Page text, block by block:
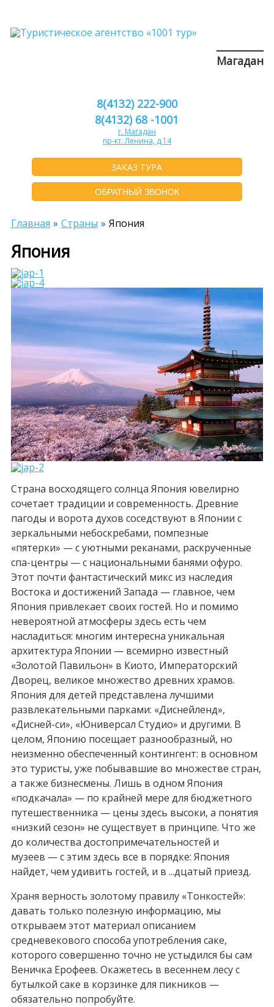
Магадан
ЗАКАЗ ТУРА
ОБРАТНЫЙ ЗВОНОК
8(4132) 222-900
8(4132) 68 -1001
г. Магадан
пр-кт. Ленина, д.14
Главная Страны Япония
Япония
Страна восходящего солнца Япония ювелирно
сочетает традиции и современность. Древние
пагоды и ворота духов соседствуют в Японии с
зеркальными небоскребами, помпезные
«пятерки» — с уютными реканами, раскрученные
спа-центры — с национальными банями офуро.
Этот почти фантастический микс из наследия
Востока и достижений Запада — главное, чем
Япония привлекает своих гостей. Но и помимо
невероятной атмосферы здесь есть чем
насладиться: многим интересна уникальная
архитектура Японии — всемирно известный
«Золотой Павильон» в Киото, Императорский
Дворец, великое множество древних храмов.
Япония для детей представлена лучшими
развлекательными парками: «Диснейленд»,
«Дисней-си», «Юниверсал Студио» и другими. В
целом, Японию посещает разнообразный, но
неизменно обеспеченный контингент: в основном
это туристы, уже побывавшие во множестве стран,
а также бизнесмены. Лишь в одном Япония
«подкачала» — по крайней мере для бюджетного
путешественника — цены здесь высоки, а понятия
«низкий сезон» не существует в принципе. Что же
до количества достопримечательностей и
музеев — с этим здесь все в порядке: Япония
найдет, чем удивить гостей, и в ...дцатый приезд.
Храня верность золотому правилу «Тонкостей»:
давать только полезную информацию, мы
открываем этот материал описанием
средневекового способа употребления саке,
которого совершенно точно не устыдился бы сам
Веничка Ерофеев. Окажетесь в весеннем лесу с
бутылкой саке в корзинке для пикников —
обязательно попробуйте.